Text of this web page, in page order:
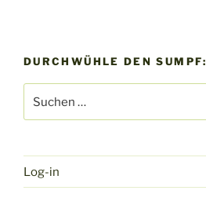
DURCHWÜHLE DEN SUMPF:
nach:
Log-in